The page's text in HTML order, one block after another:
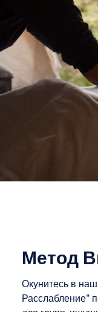
Метод
Окунитесь в
Расслабление"